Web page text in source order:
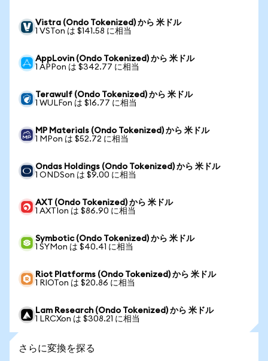
Vistra (Ondo Tokenized) から 米ドル
1 VSTon は $141.58 に相当
AppLovin (Ondo Tokenized) から 米ドル
1 APPon は $342.77 に相当
Terawulf (Ondo Tokenized) から 米ドル
1 WULFon は $16.77 に相当
MP Materials (Ondo Tokenized) から 米ドル
1 MPon は $52.72 に相当
Ondas Holdings (Ondo Tokenized) から 米ドル
1 ONDSon は $9.00 に相当
AXT (Ondo Tokenized) から 米ドル
1 AXTIon は $86.90 に相当
Symbotic (Ondo Tokenized) から 米ドル
1 SYMon は $40.41 に相当
Riot Platforms (Ondo Tokenized) から 米ドル
1 RIOTon は $20.86 に相当
Lam Research (Ondo Tokenized) から 米ドル
1 LRCXon は $308.21 に相当
さらに変換を探る